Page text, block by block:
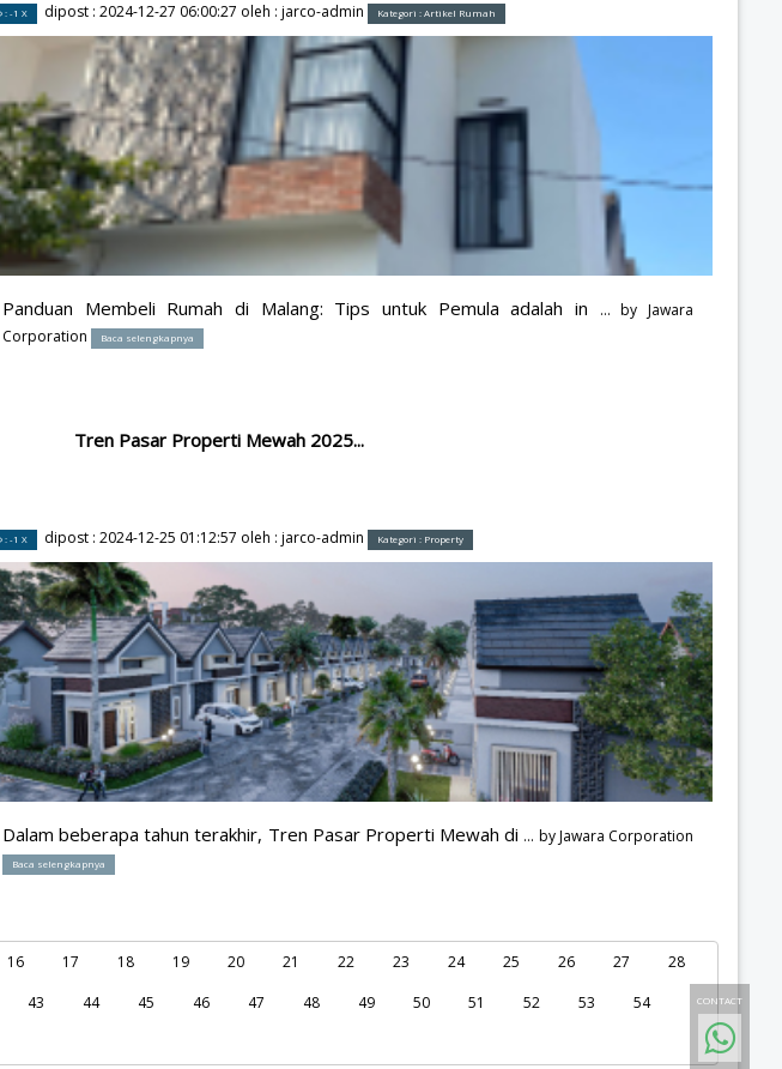
CONTACT
: -1 X dipost : 2024-12-27 06:00:27 oleh : jarco-admin Kategori :Artikel Rumah
Panduan Membeli Rumah di Malang: Tips untuk Pemula adalah in ... by Jawara
Corporation
Baca selengkapnya
Tren Pasar Properti Mewah 2025...
: -1 X dipost : 2024-12-25 01:12:57 oleh : jarco-admin Kategori : Property
Dalam beberapa tahun terakhir, Tren Pasar Properti Mewah di ... byJawara Corporation
Baca selengkapnya
16 17 18 19 20 21 22 23 24 25 26 27
28
43 44 45 46 47 48 49 50 51 52 53
54